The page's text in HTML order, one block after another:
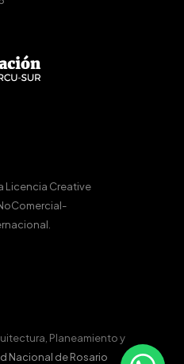
Licencia Creative
.
Planeamiento y
Nacional de Rosario